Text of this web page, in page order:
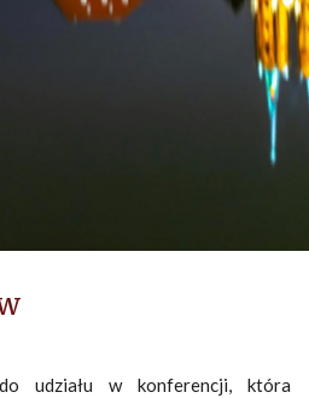
do udziału w konferencji, która